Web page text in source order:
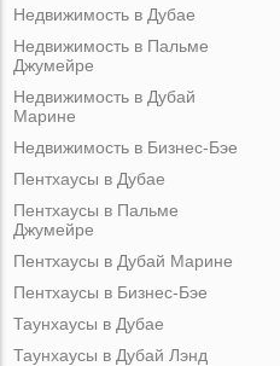
Недвижимость в Дубае
Недвижимость в Пальме
Джумейре
Недвижимость в Дубай
Марине
Недвижимость в Бизнес-Бэе
Пентхаусы в Дубае
Пентхаусы в Пальме
Джумейре
Пентхаусы в Дубай Марине
Пентхаусы в Бизнес-Бэе
Таунхаусы в Дубае
Таунхаусы в Дубай Лэнд